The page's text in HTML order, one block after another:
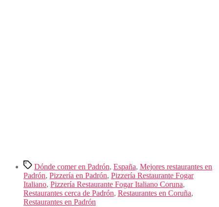
Etiquetas
Dónde comer en Padrón, España, Mejores restaurantes en
Padrón, Pizzería en Padrón, Pizzería Restaurante Fogar
Italiano, Pizzería Restaurante Fogar Italiano Coruna,
Restaurantes cerca de Padrón, Restaurantes en Coruña,
Restaurantes en Padrón